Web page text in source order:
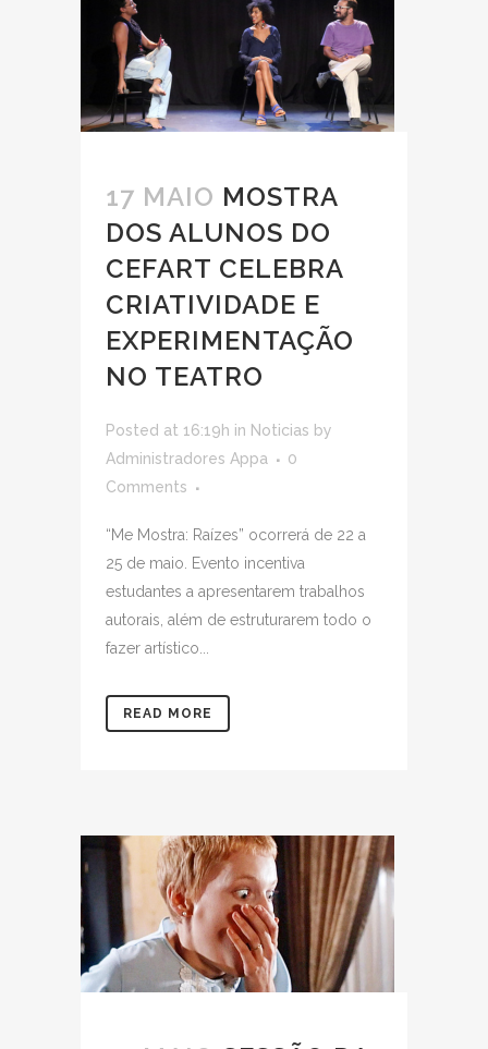
17 MAIO MOSTRA
DOS ALUNOS DO
CEFART CELEBRA
CRIATIVIDADE E
EXPERIMENTAÇÃO
NO TEATRO
Posted at 16:19h in Noticias by
Administradores Appa
0
Comments
“Me Mostra: Raízes” ocorrerá de 22 a
25 de maio. Evento incentiva
estudantes a apresentarem trabalhos
autorais, além de estruturarem todo o
fazer artístico...
READ MORE